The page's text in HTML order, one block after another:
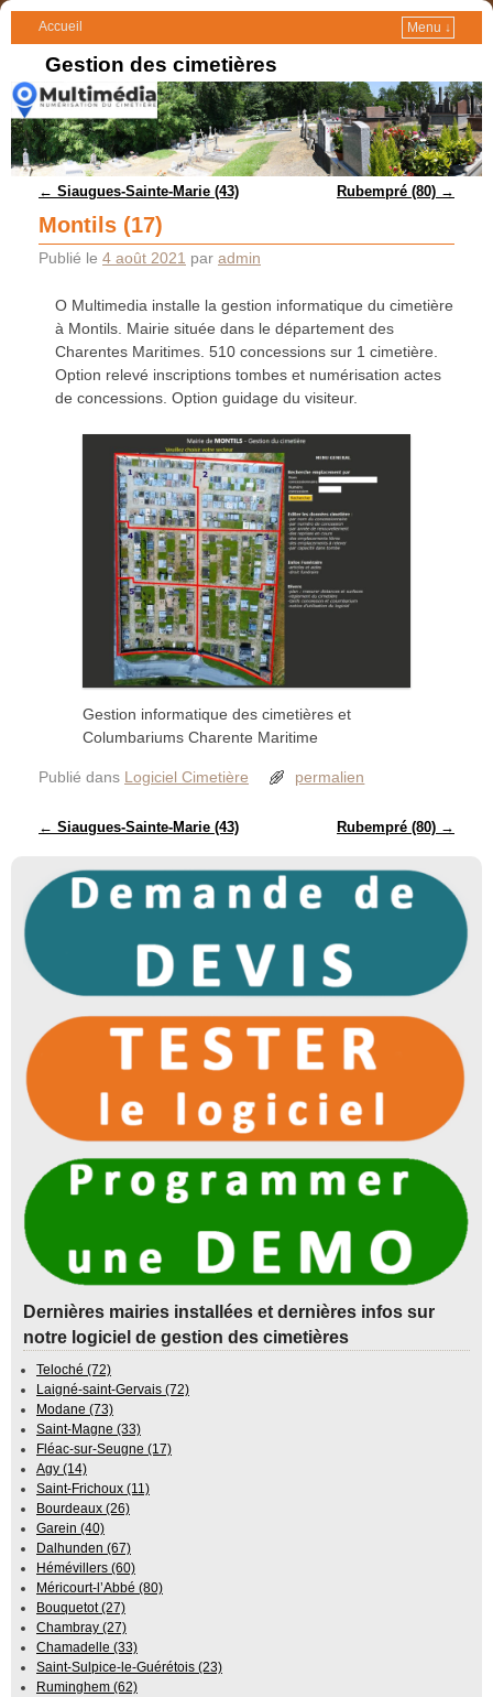
Accueil Menu ↓
Gestion des cimetières
Navigation des articles
← Siaugues-Sainte-Marie (43) Rubempré (80) →
Montils (17)
Publié le 4 août 2021 par admin
O Multimedia installe la gestion informatique du cimetière
à Montils. Mairie située dans le département des
Charentes Maritimes. 510 concessions sur 1 cimetière.
Option relevé inscriptions tombes et numérisation actes
de concessions. Option guidage du visiteur.
Gestion informatique des cimetières et
Columbariums Charente Maritime
Publié dans Logiciel Cimetière permalien
Navigation des articles
← Siaugues-Sainte-Marie (43) Rubempré (80) →
Dernières mairies installées et dernières infos sur
notre logiciel de gestion des cimetières
Teloché (72)
Laigné-saint-Gervais (72)
Modane (73)
Saint-Magne (33)
Fléac-sur-Seugne (17)
Agy (14)
Saint-Frichoux (11)
Bourdeaux (26)
Garein (40)
Dalhunden (67)
Hémévillers (60)
Méricourt-l’Abbé (80)
Bouquetot (27)
Chambray (27)
Chamadelle (33)
Saint-Sulpice-le-Guérétois (23)
Ruminghem (62)